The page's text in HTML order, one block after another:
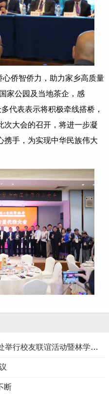
心侨智侨力，助力家乡高质量
家公园及当地茶企，感
代表表示将积极牵线搭桥，
次大会的召开，将进一步凝
携手，为实现中华民族伟大
福建农林大学校友会龙岩联络处举行校友联谊活动暨林学、生物医药
断